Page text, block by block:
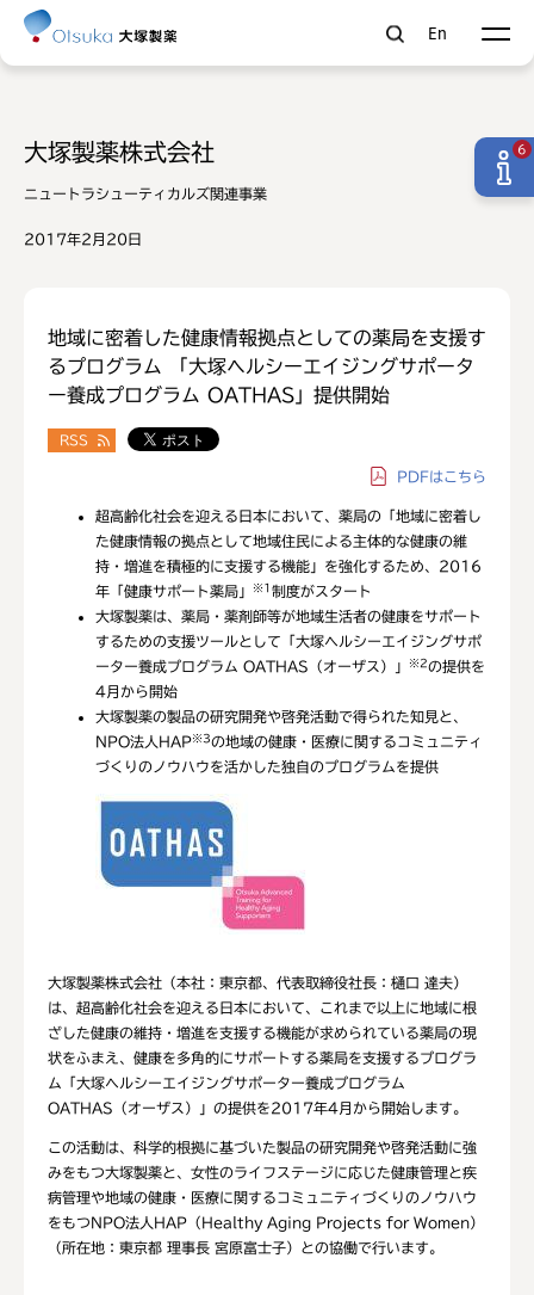
En
大塚製薬株式会社
ニュートラシューティカルズ関連事業
2017年2月20日
地域に密着した健康情報拠点としての薬局を支援す
るプログラム 「大塚ヘルシーエイジングサポータ
ー養成プログラム OATHAS」提供開始
RSS
PDFはこちら
超高齢化社会を迎える日本において、薬局の「地域に密着し
た健康情報の拠点として地域住民による主体的な健康の維
持・増進を積極的に支援する機能」を強化するため、2016
年「健康サポート薬局」
※1 制度がスタート
大塚製薬は、薬局・薬剤師等が地域生活者の健康をサポート
するための支援ツールとして「大塚ヘルシーエイジングサポ
ーター養成プログラム OATHAS（オーザス）」
※2の提供を
4月から開始
大塚製薬の製品の研究開発や啓発活動で得られた知見と、
NPO法人HAP※3の地域の健康・医療に関するコミュニティ
づくりのノウハウを活かした独自のプログラムを提供
大塚製薬株式会社（本社：東京都、代表取締役社長：樋口 達夫）
は、超高齢化社会を迎える日本において、これまで以上に地域に根
ざした健康の維持・増進を支援する機能が求められている薬局の現
状をふまえ、健康を多角的にサポートする薬局を支援するプログラ
ム「大塚ヘルシーエイジングサポーター養成プログラム
OATHAS（オーザス）」の提供を2017年4月から開始します。
この活動は、科学的根拠に基づいた製品の研究開発や啓発活動に強
みをもつ大塚製薬と、女性のライフステージに応じた健康管理と疾
病管理や地域の健康・医療に関するコミュニティづくりのノウハウ
をもつNPO法人HAP（Healthy Aging Projects for Women）
（所在地：東京都 理事長 宮原富士子）との協働で行います。
6